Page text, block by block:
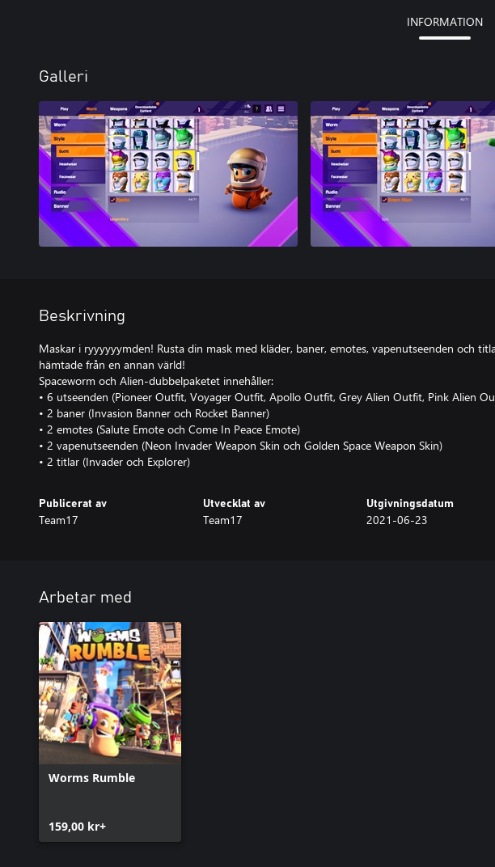
INFORMATION
Galleri
Beskrivning
Maskar i ryyyyyymden! Rusta din mask med kläder, baner, emotes, vapenutseenden och
hämtade från en annan värld!
Spaceworm och Alien-dubbelpaketet innehåller:
• 6 utseenden (Pioneer Outfit, Voyager Outfit, Apollo Outfit, Grey Alien Outfit, Pink Alien
• 2 baner (Invasion Banner och Rocket Banner)
• 2 emotes (Salute Emote och Come In Peace Emote)
• 2 vapenutseenden (Neon Invader Weapon Skin och Golden Space Weapon Skin)
• 2 titlar (Invader och Explorer)
Publicerat av
Team17
Utvecklat av
Team17
Utgivningsdatum
2021-06-23
Arbetar med
Worms Rumble
159,00 kr+